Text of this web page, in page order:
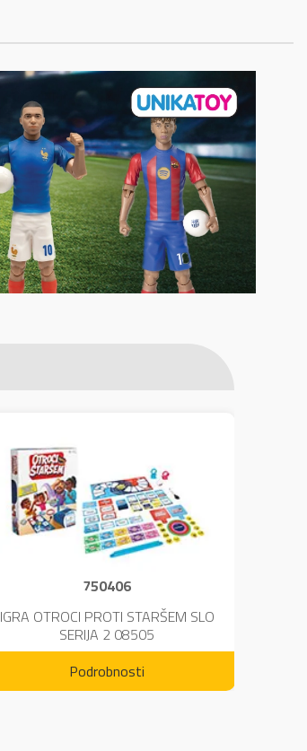
750406
IGRA OTROCI PROTI STARŠEM SLO
SERIJA 2 08505
Podrobnosti